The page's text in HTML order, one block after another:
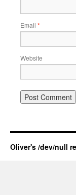
Email *
Website
Oliver's /dev/null